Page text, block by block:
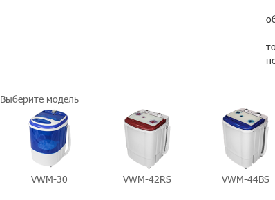
Выберите модель
VWM-30 VWM-42RS VWM-44BS